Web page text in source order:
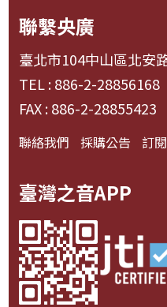
聯繫央廣
臺北市104中山區北安
TEL : 886-2-28856168
FAX : 886-2-28855423
聯絡我們 採購公告 訂
臺灣之音APP